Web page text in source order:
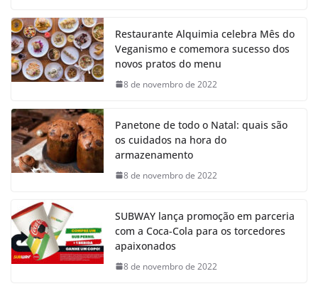
Restaurante Alquimia celebra Mês do
Veganismo e comemora sucesso dos
novos pratos do menu
8 de novembro de 2022
Panetone de todo o Natal: quais são
os cuidados na hora do
armazenamento
8 de novembro de 2022
SUBWAY lança promoção em parceria
com a Coca-Cola para os torcedores
apaixonados
8 de novembro de 2022